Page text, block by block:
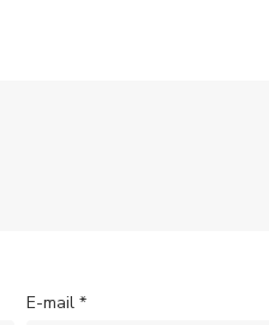
E-mail*